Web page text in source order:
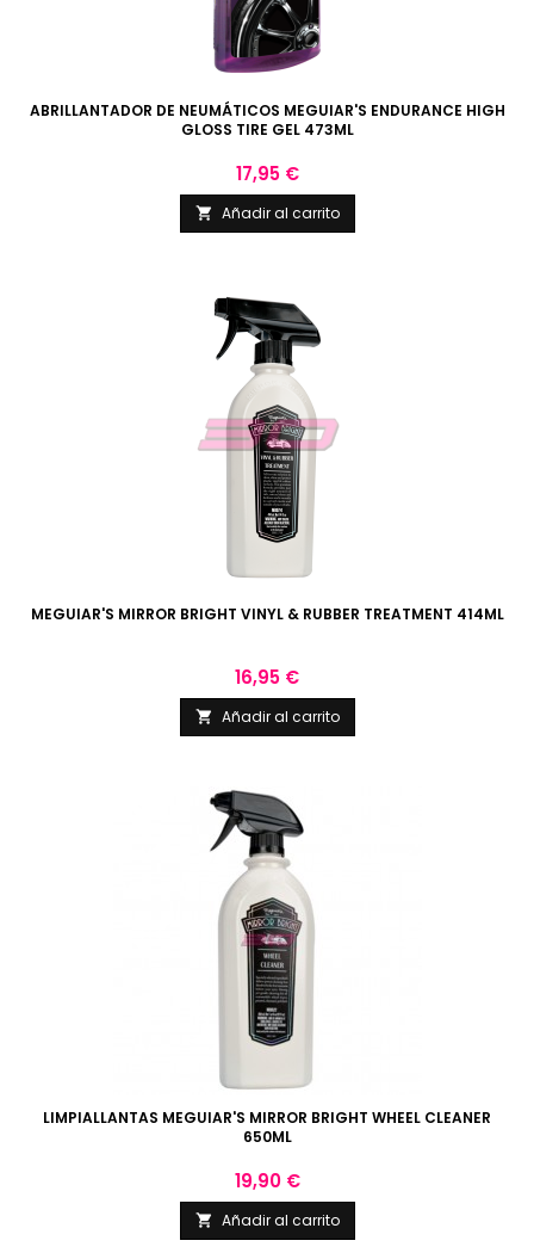
ABRILLANTADOR DE NEUMÁTICOS MEGUIAR'S ENDURANCE HIGH
GLOSS TIRE GEL 473ML
Precio
17,95 €
 Añadir al carrito
MEGUIAR'S MIRROR BRIGHT VINYL & RUBBER TREATMENT 414ML
Precio
16,95 €
 Añadir al carrito
LIMPIALLANTAS MEGUIAR'S MIRROR BRIGHT WHEEL CLEANER
650ML
Precio
19,90 €
 Añadir al carrito